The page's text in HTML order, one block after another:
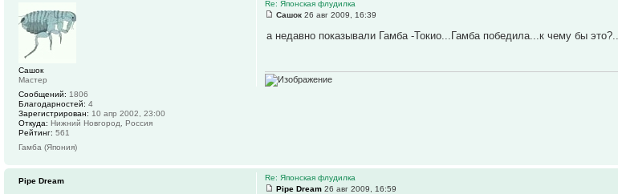
Re: Японская флудилка
Сашок 26 авг 2009, 16:39
а недавно показывали Гамба -Токио...Гамба победила...к чему бы это?...
Сашок
Мастер
Сообщений: 1806
Благодарностей: 4
Зарегистрирован: 10 апр 2002, 23:00
Откуда: Нижний Новгород, Россия
Рейтинг: 561
Гамба (Япония)
Re: Японская флудилка
Pipe Dream 26 авг 2009, 16:59
Pipe Dream